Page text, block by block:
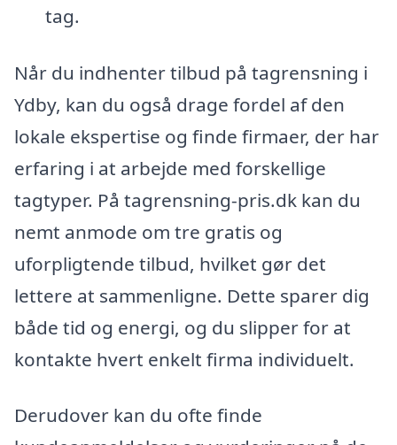
tag.
Når du indhenter tilbud på tagrensning i
Ydby, kan du også drage fordel af den
lokale ekspertise og finde firmaer, der har
erfaring i at arbejde med forskellige
tagtyper. På tagrensning-pris.dk kan du
nemt anmode om tre gratis og
uforpligtende tilbud, hvilket gør det
lettere at sammenligne. Dette sparer dig
både tid og energi, og du slipper for at
kontakte hvert enkelt firma individuelt.
Derudover kan du ofte finde